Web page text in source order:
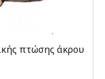
πτώσης άκρου